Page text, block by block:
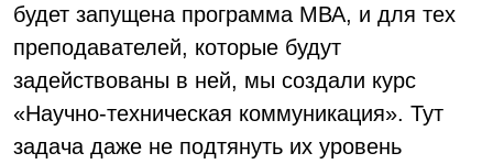
будет запущена программа МВА, и для тех
преподавателей, которые будут
задействованы в ней, мы создали курс
«Научно-техническая коммуникация». Тут
задача даже не подтянуть их уровень